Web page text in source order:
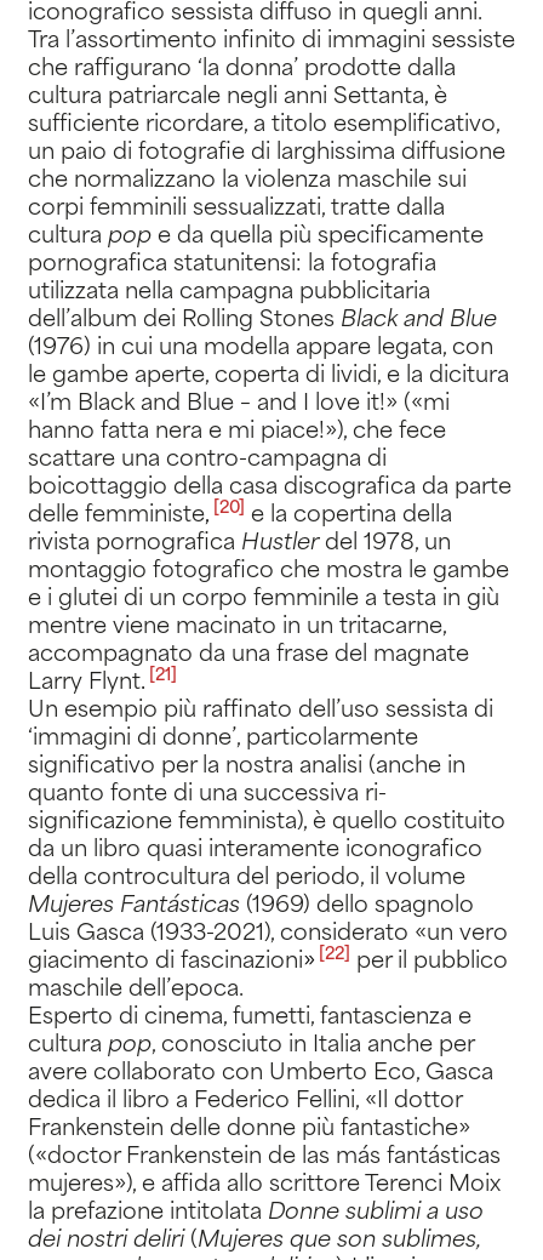
iconografico sessista diffuso in quegli anni.
Tra l’assortimento infinito di immagini sessiste
che raffigurano ‘la donna’ prodotte dalla
cultura patriarcale negli anni Settanta, è
sufficiente ricordare, a titolo esemplificativo,
un paio di fotografie di larghissima diffusione
che normalizzano la violenza maschile sui
corpi femminili sessualizzati, tratte dalla
cultura pope da quella più specificamente
pornografica statunitensi: la fotografia
utilizzata nella campagna pubblicitaria
dell’album dei Rolling Stones Black and Blue
(1976) in cui una modella appare legata, con
le gambe aperte, coperta di lividi, e la dicitura
«I’m Black and Blue – and I love it!» («mi
hanno fatta nera e mi piace!»), che fece
scattare una contro-campagna di
boicottaggio della casa discografica da parte
delle femministe, [20]
e la copertina della
rivista pornografica Hustlerdel 1978, un
montaggio fotografico che mostra le gambe
e i glutei di un corpo femminile a testa in giù
mentre viene macinato in un tritacarne,
accompagnato da una frase del magnate
Larry Flynt. [21]
Un esempio più raffinato dell’uso sessista di
‘immagini di donne’, particolarmente
significativo per la nostra analisi (anche in
quanto fonte di una successiva ri-
significazione femminista), è quello costituito
da un libro quasi interamente iconografico
della controcultura del periodo, il volume
Mujeres Fantásticas(1969) dello spagnolo
Luis Gasca (1933-2021), considerato «un vero
giacimento di fascinazioni» [22]
per il pubblico
maschile dell’epoca.
Esperto di cinema, fumetti, fantascienza e
cultura pop, conosciuto in Italia anche per
avere collaborato con Umberto Eco, Gasca
dedica il libro a Federico Fellini, «Il dottor
Frankenstein delle donne più fantastiche»
(«doctor Frankenstein de las más fantásticas
mujeres»), e affida allo scrittore Terenci Moix
la prefazione intitolata Donne sublimi a uso
dei nostri deliri(Mujeres que son sublimes,